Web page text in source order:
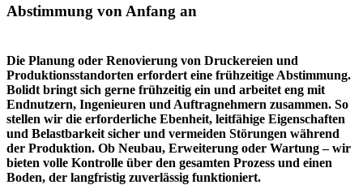
Abstimmung von Anfang an
Die Planung oder Renovierung von Druckereien und
Produktionsstandorten erfordert eine frühzeitige Abstimmung.
Bolidt bringt sich gerne frühzeitig ein und arbeitet eng mit
Endnutzern, Ingenieuren und Auftragnehmern zusammen. So
stellen wir die erforderliche Ebenheit, leitfähige Eigenschaften
und Belastbarkeit sicher und vermeiden Störungen während
der Produktion. Ob Neubau, Erweiterung oder Wartung – wir
bieten volle Kontrolle über den gesamten Prozess und einen
Boden, der langfristig zuverlässig funktioniert.